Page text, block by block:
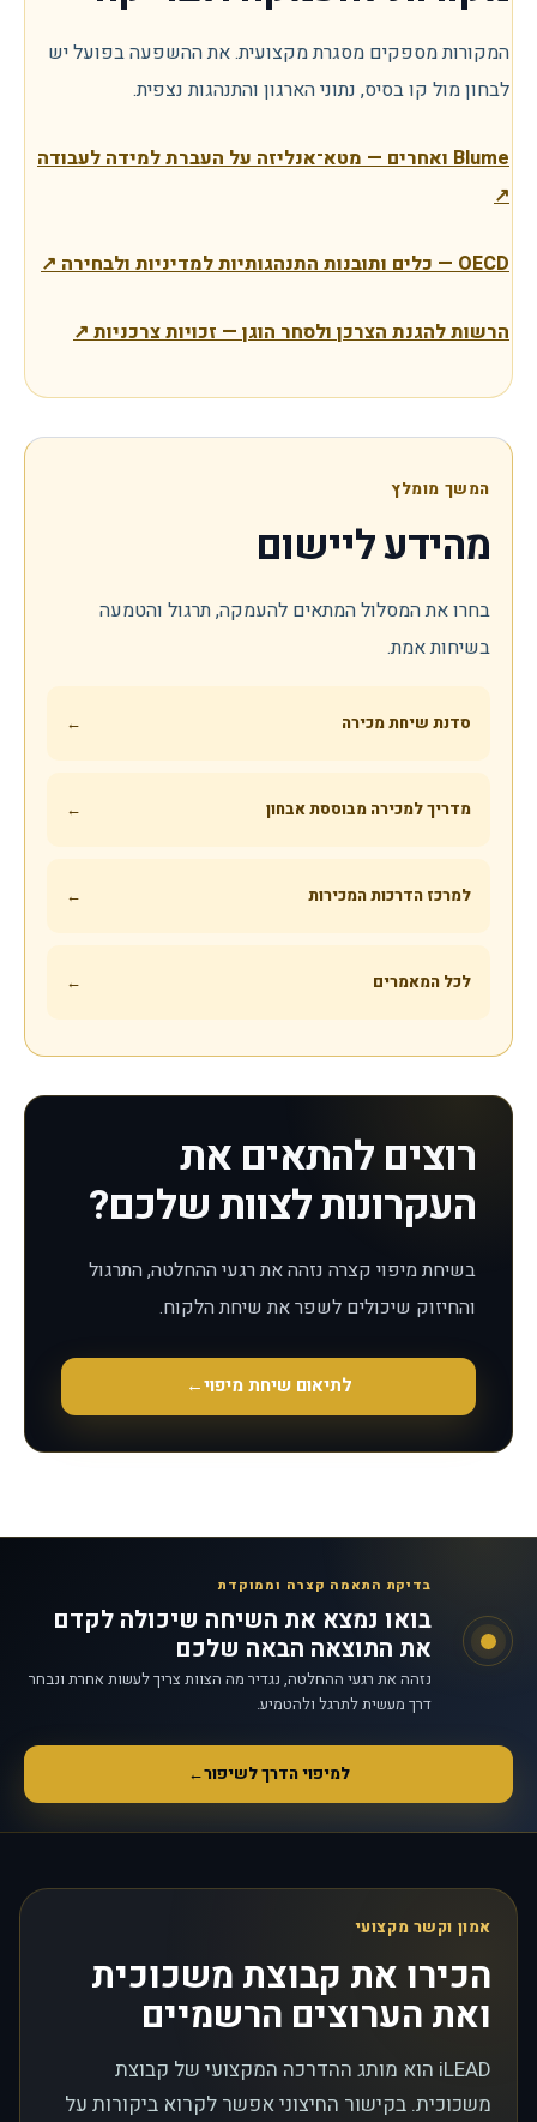
המקורות מספקים מסגרת מקצועית. את ההשפעה בפועל יש
לבחון מול קו בסיס, נתוני הארגון והתנהגות נצפית.
Blume ואחרים — מטא־אנליזה על העברת למידה לעבודה
↗
OECD — כלים ותובנות התנהגותיות למדיניות ולבחירה ↗
הרשות להגנת הצרכן ולסחר הוגן — זכויות צרכניות↗
המשך מומלץ
מהידע ליישום
בחרו את המסלול המתאים להעמקה, תרגול והטמעה
בשיחות אמת.
סדנת שיחת מכירה ←
מדריך למכירה מבוססת אבחון ←
למרכז הדרכות המכירות ←
לכל המאמרים ←
רוצים להתאים את
העקרונות לצוות שלכם?
בשיחת מיפוי קצרה נזהה את רגעי ההחלטה, התרגול
והחיזוק שיכולים לשפר את שיחת הלקוח.
לתיאום שיחת מיפוי←
בדיקת התאמה קצרה וממוקדת
בואו נמצא את השיחה שיכולה לקדם
את התוצאה הבאה שלכם
נזהה את רגעי ההחלטה, נגדיר מה הצוות צריך לעשות אחרת ונבחר
דרך מעשית לתרגל ולהטמיע.
למיפוי הדרך לשיפור←
אמון וקשר מקצועי
הכירו את קבוצת משכוכית
ואת הערוצים הרשמיים
iLEAD הוא מותג ההדרכה המקצועי של קבוצת
משכוכית. בקישור החיצוני אפשר לקרוא ביקורות על